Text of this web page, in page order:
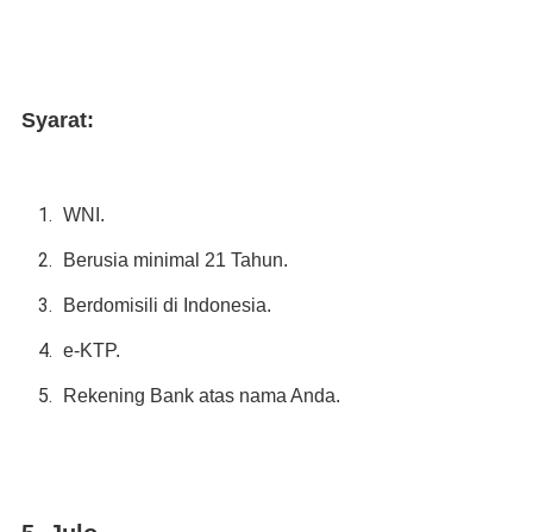
Syarat:
WNI.
Berusia minimal 21 Tahun.
Berdomisili di Indonesia.
e-KTP.
Rekening Bank atas nama Anda.